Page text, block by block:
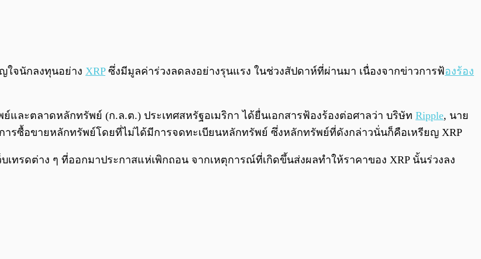
0:00
ใจนักลงทุนอย่าง XRPซึ่งมีมูลค่าร่วงลดลงอย่างรุนแรง ในช่วงสัปดาห์ที่ผ่านมา เนื่องจากข่าวการฟ้ องร้อง
ละตลาดหลักทรัพย์ (ก.ล.ต.) ประเทศสหรัฐอเมริกา ได้ยื่นเอกสารฟ้องร้องต่อศาลว่า บริษัท Ripple, นาย
ารซื้อขายหลักทรัพย์โดยที่ไม่ได้มีการจดทะเบียนหลักทรัพย์ ซึ่งหลักทรัพย์ที่ดังกล่าวนั่นก็คือเหรียญ XRP
ทรดต่าง ๆ ที่ออกมาประกาสแห่เพิกถอน จากเหตุการณ์ที่เกิดขึ้นส่งผลทำให้ราคาของ XRP นั้นร่วงลง